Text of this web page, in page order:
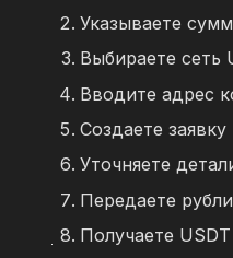
Указываете
Выбираете сеть
Вводите адрес
Создаете
Уточняете
Передаете
Получаете